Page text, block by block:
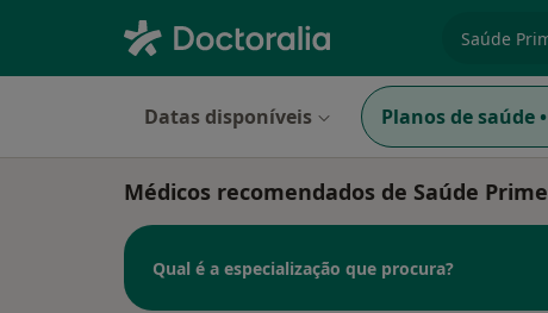
Datas disponíveis Planos de saúde •
Médicos recomendados de Saúde
Qual é a especialização que procura?